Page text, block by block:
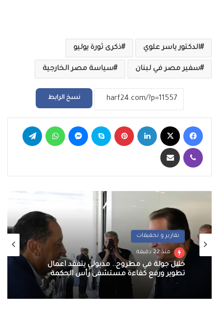
الدكتور ياسر علوي ذكرى ثورة يوليو
سفير مصر في لبنان سياسة مصر الخارجية
نسخ الرابط
فيسبوك لينكدإن بينتيريست سكايب ماسنجر واتساب
ڤايبر مشاركة عبر البريد
تقارير و تحقيقات
منذ 22 دقيقة
خلال جولة في مطروح.. مدبولي يتفقد أعمال
تطوير ورفع كفاءة مستشفى رأس الحكمة